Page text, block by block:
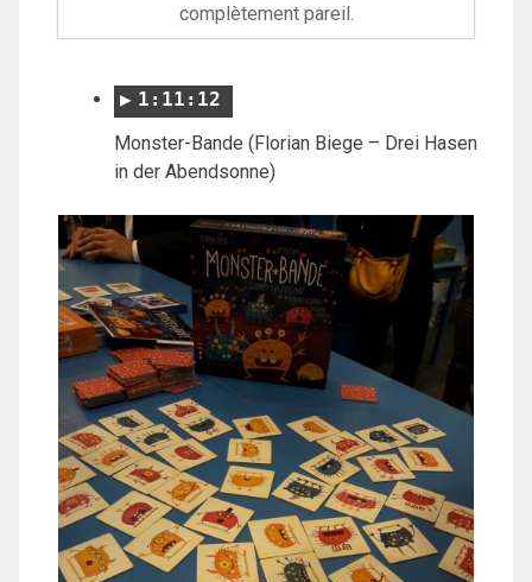
complètement pareil.
1:11:12
Monster-Bande (Florian Biege – Drei Hasen
in der Abendsonne)